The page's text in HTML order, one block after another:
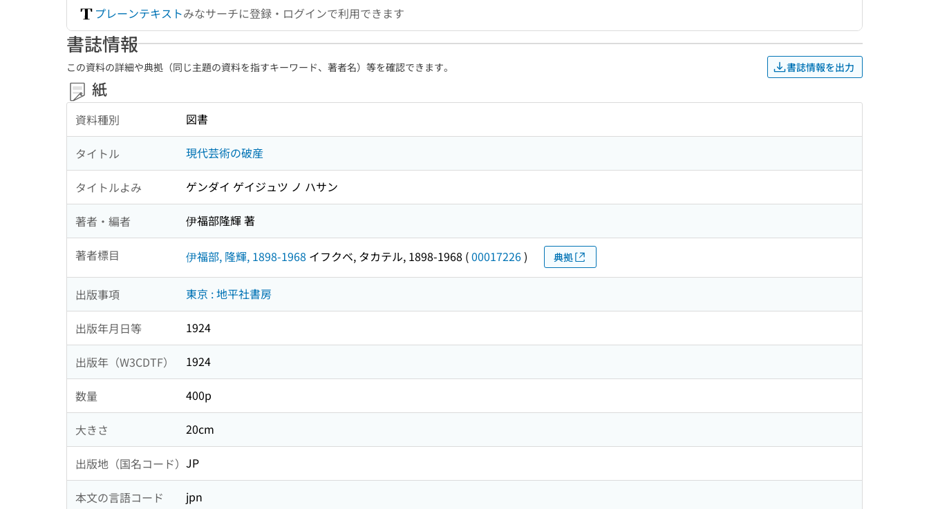
プレーンテキストみなサーチに登録・ログインで利用できます
書誌情報
この資料の詳細や典拠（同じ主題の資料を指すキーワード、著者名）等を確認できます。 書誌情報を出力
紙
資料種別 図書
タイトル 現代芸術の破産
タイトルよみ ゲンダイ ゲイジュツ ノ ハサン
著者・編者 伊福部隆輝 著
著者標目 伊福部, 隆輝, 1898-1968 イフクベ, タカテル, 1898-1968 (00017226) 典拠
出版事項 東京 : 地平社書房
出版年月日等 1924
出版年（W3CDTF） 1924
数量 400p
大きさ 20cm
出版地（国名コード） JP
本文の言語コード jpn